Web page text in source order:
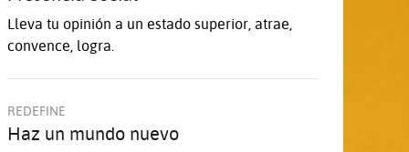
Lleva tu opinión a un estado superior, atrae,
convence, logra.
REDEFINE
Haz un mundo nuevo